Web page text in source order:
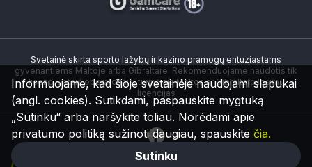
Svetainė skirta sporto lažybų ir kazino pramogų entuziastams
gyvenantiems Maltoje arba Gibraltare. Rekomenduojame naudotis tik
licencijuotais operatoriais, turinčiais Maltos ar Gibraltaro lošimų
licencijas
© 2026 Visos teisės saugomos.
Informuojame, kad šioje svetainėje naudojami slapukai
(angl. cookies). Sutikdami, paspauskite mygtuką
„Sutinku“ arba naršykite toliau. Norėdami apie
privatumo politiką sužinoti daugiau, spauskite čia.
Sutinku